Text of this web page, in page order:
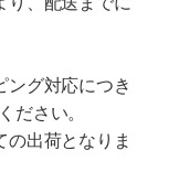
グ対応につき
ださい。
出荷となりま